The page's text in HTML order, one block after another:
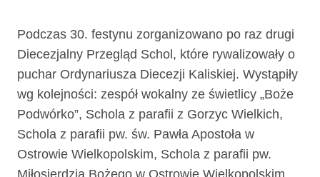
Podczas 30. festynu zorganizowano po raz drugi
Diecezjalny Przegląd Schol, które rywalizowały o
puchar Ordynariusza Diecezji Kaliskiej. Wystąpiły
wg kolejności: zespół wokalny ze świetlicy „Boże
Podwórko”, Schola z parafii z Gorzyc Wielkich,
Schola z parafii pw. św. Pawła Apostoła w
Ostrowie Wielkopolskim, Schola z parafii pw.